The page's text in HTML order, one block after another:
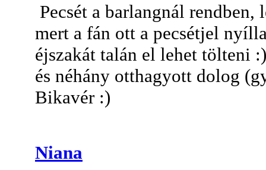
Pecsét a barlangnál
mert a fán ott a pecsétjel
éjszakát talán el lehet tölteni
és néhány otthagyott dolog
Bikavér :)
Niana